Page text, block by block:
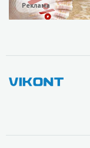
Реклама